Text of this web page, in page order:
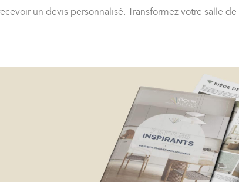
un devis personnalisé. Transformez votre salle